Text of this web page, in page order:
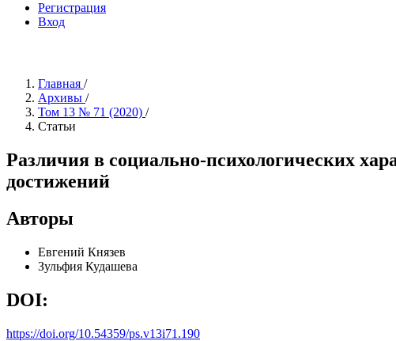
Регистрация
Вход
Главная /
Архивы /
Том 13 № 71 (2020) /
Статьи
Различия в социально-психологических
достижений
Авторы
Евгений Князев
Зульфия Кудашева
DOI:
https://doi.org/10.54359/ps.v13i71.190